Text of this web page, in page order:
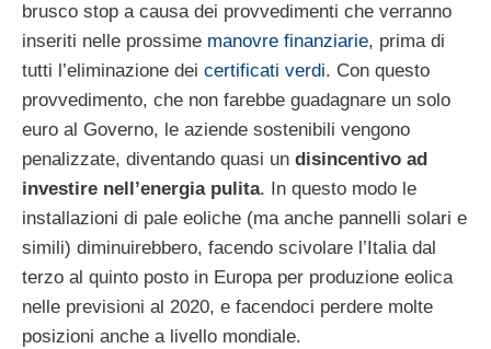
brusco stop a causa dei provvedimenti che verranno
inseriti nelle prossime manovre finanziarie, prima di
tutti l’eliminazione dei certificati verdi. Con questo
provvedimento, che non farebbe guadagnare un solo
euro al Governo, le aziende sostenibili vengono
penalizzate, diventando quasi un disincentivo ad
investire nell’energia pulita. In questo modo le
installazioni di pale eoliche (ma anche pannelli solari e
simili) diminuirebbero, facendo scivolare l’Italia dal
terzo al quinto posto in Europa per produzione eolica
nelle previsioni al 2020, e facendoci perdere molte
posizioni anche a livello mondiale.